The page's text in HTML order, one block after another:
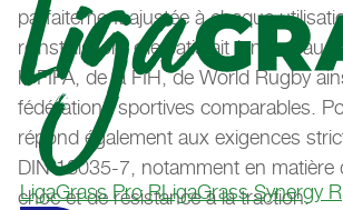
LigaGrass Pro RLigaGrass Synergy R
parfaitement ajustée à chaque
réinstallation, elle satisfait à nouveau
la FIFA, de la FIH, de World Rugby
fédérations sportives comparables.
répond également aux exigences
DIN 18035-7, notamment en matière
choc et de résistance à la traction.